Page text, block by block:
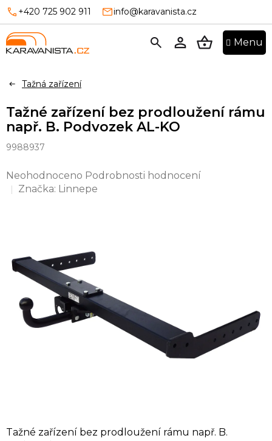
Přejít
obsah
+420 725 902 911 info@karavanista.cz
Tažná zařízení
Tažné zařízení bez prodloužení rámu
např. B. Podvozek AL-KO
9988937
Průměrné
hodnocení
hvězdiček.
Neohodnoceno Podrobnosti hodnocení
Značka: Linnepe
Tažné zařízení bez prodloužení rámu např. B.